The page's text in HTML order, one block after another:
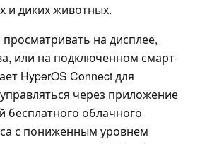
и диких животных.
на дисплее,
или на подключенном смарт-
HyperOS Connect для
через приложение
бесплатного облачного
с пониженным уровнем